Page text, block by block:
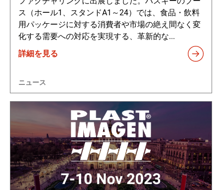
ス（ホール1、スタンドA1～24）では、食品・飲料
用パッケージに対する消費者や市場の絶え間なく変
化する需要への対応を実現する、革新的な...
詳細を見る
ニュース